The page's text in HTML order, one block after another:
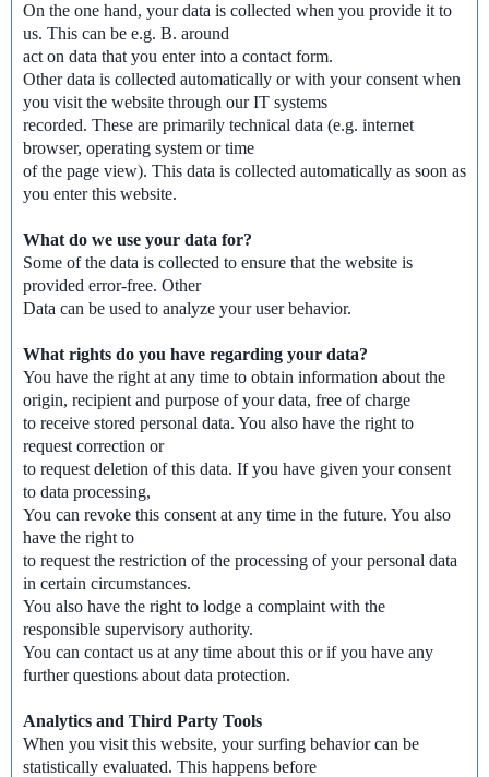
On the one hand, your data is collected when you provide it to
us. This can be e.g. B. around
act on data that you enter into a contact form.
Other data is collected automatically or with your consent when
you visit the website through our IT systems
recorded. These are primarily technical data (e.g. internet
browser, operating system or time
of the page view). This data is collected automatically as soon as
you enter this website.
What do we use your data for?
Some of the data is collected to ensure that the website is
provided error-free. Other
Data can be used to analyze your user behavior.
What rights do you have regarding your data?
You have the right at any time to obtain information about the
origin, recipient and purpose of your data, free of charge
to receive stored personal data. You also have the right to
request correction or
to request deletion of this data. If you have given your consent
to data processing,
You can revoke this consent at any time in the future. You also
have the right to
to request the restriction of the processing of your personal data
in certain circumstances.
You also have the right to lodge a complaint with the
responsible supervisory authority.
You can contact us at any time about this or if you have any
further questions about data protection.
Analytics and Third Party Tools
When you visit this website, your surfing behavior can be
statistically evaluated. This happens before